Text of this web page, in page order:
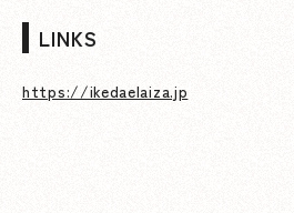
LINKS
https://ikedaelaiza.jp